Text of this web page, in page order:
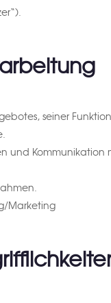
seiner
und Kommunikation
Marketing